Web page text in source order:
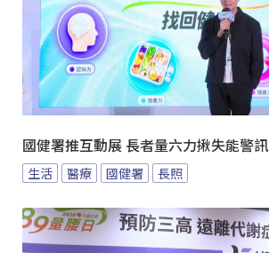
國健署推互動展 長者量六力揪失能警訊
生活 醫療 國健署 長照